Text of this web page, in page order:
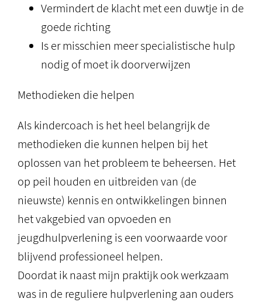
Vermindert de klacht met een duwtje in de
goede richting
Is er misschien meer specialistische hulp
nodig of moet ik doorverwijzen
Methodieken die helpen
Als kindercoach is het heel belangrijk de
methodieken die kunnen helpen bij het
oplossen van het probleem te beheersen. Het
op peil houden en uitbreiden van (de
nieuwste) kennis en ontwikkelingen binnen
het vakgebied van opvoeden en
jeugdhulpverlening is een voorwaarde voor
blijvend professioneel helpen.
Doordat ik naast mijn praktijk ook werkzaam
was in de reguliere hulpverlening aan ouders